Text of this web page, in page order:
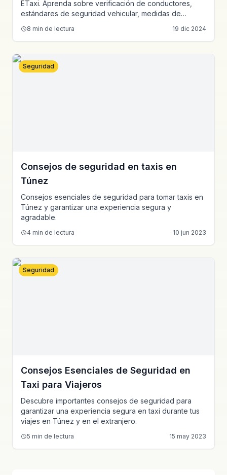
ETaxi. Aprenda sobre verificación de conductores,
estándares de seguridad vehicular, medidas de
emergencia y aseguramiento de calidad para
transporte seguro y confiable.
8 min de lectura 19 dic 2024
Seguridad
Consejos de seguridad en taxis en
Túnez
Consejos esenciales de seguridad para tomar taxis en
Túnez y garantizar una experiencia segura y
agradable.
4 min de lectura 10 jun 2023
Seguridad
Consejos Esenciales de Seguridad en
Taxi para Viajeros
Descubre importantes consejos de seguridad para
garantizar una experiencia segura en taxi durante tus
viajes en Túnez y en el extranjero.
5 min de lectura 15 may 2023